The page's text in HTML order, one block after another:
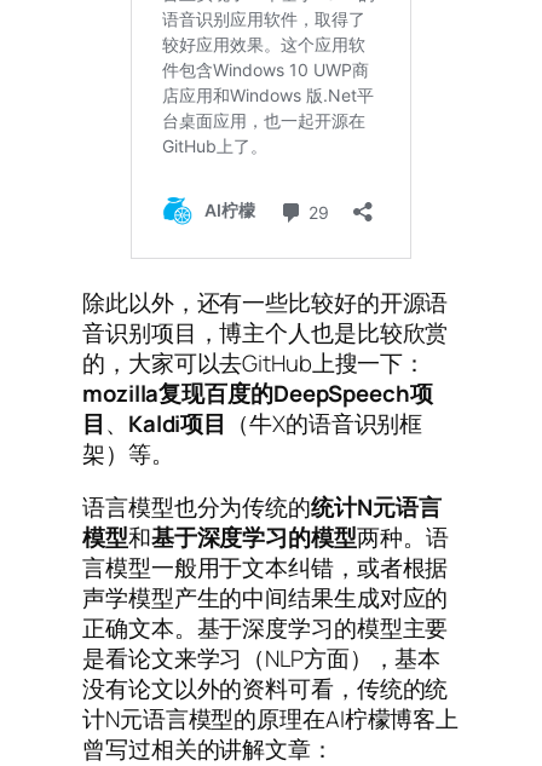
除此以外，还有一些比较好的开源语
音识别项目，博主个人也是比较欣赏
的，大家可以去GitHub上搜一下：
mozilla复现百度的DeepSpeech项
目、 Kaldi项目 （牛X的语音识别框
架）等。
语言模型也分为传统的统计N元语言
模型和基于深度学习的模型两种。语
言模型一般用于文本纠错，或者根据
声学模型产生的中间结果生成对应的
正确文本。基于深度学习的模型主要
是看论文来学习（NLP方面），基本
没有论文以外的资料可看，传统的统
计N元语言模型的原理在AI柠檬博客上
曾写过相关的讲解文章：